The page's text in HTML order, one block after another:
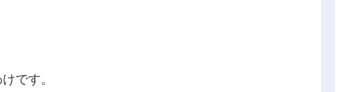
です。